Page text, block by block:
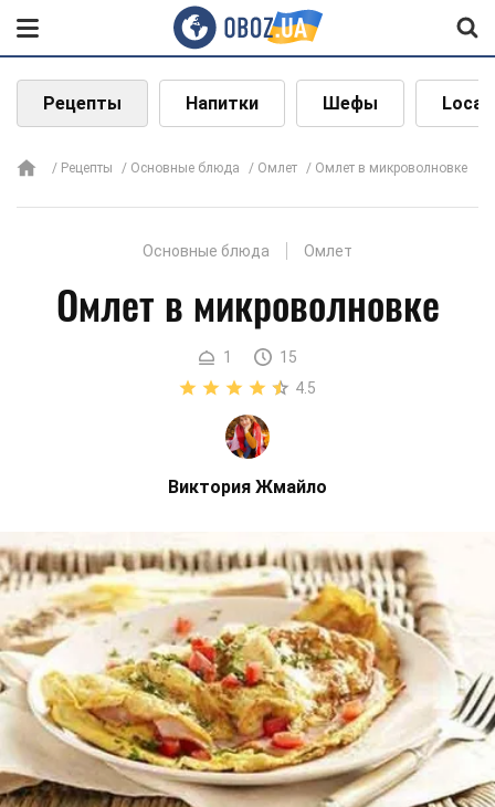
Рецепты Напитки Шефы Local
Рецепты Основные блюда Омлет Омлет в микроволновке
Основные блюда Омлет
Омлет в микроволновке
1
15
4.5
Виктория Жмайло